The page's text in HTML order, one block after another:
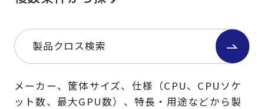
製品クロス検索
メーカー、筐体サイズ、仕様（CPU、CPUソケ
ット数、最大GPU数）、特長・用途などから製